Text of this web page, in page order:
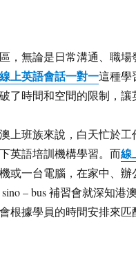
，無論是日常溝通、職
線上英語會話一對一這種學
了時間和空間的限制，讓
上班族來說，白天忙於
英語培訓機構學習。而線
或一台電腦，在家中、
– bus 補習會就深知
根據學員的時間安排來